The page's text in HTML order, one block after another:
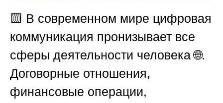
🟨 В современном мире цифровая
коммуникация пронизывает все
сферы деятельности человека 🌐.
Договорные отношения,
финансовые операции,